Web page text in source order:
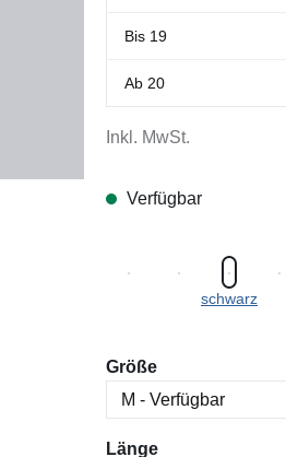
Bis 19
Ab 20
Inkl. MwSt.
Verfügbar
schwarz
Größeauswählen
Längeauswählen